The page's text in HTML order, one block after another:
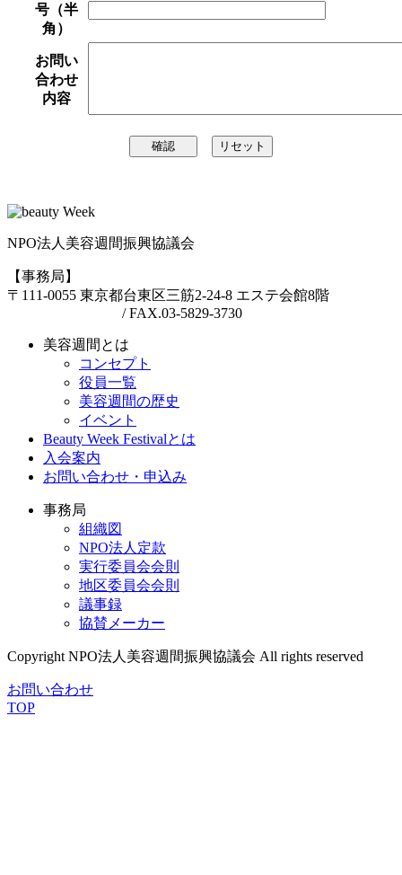
号（半
角）
お問い
合わせ
内容
NPO法人美容週間振興協議会
【事務局】
〒111-0055 東京都台東区三筋2-24-8 エステ会館8階
/ FAX.03-5829-3730
美容週間とは
コンセプト
役員一覧
美容週間の歴史
イベント
Beauty Week Festivalとは
入会案内
お問い合わせ・申込み
事務局
組織図
NPO法人定款
実行委員会会則
地区委員会会則
議事録
協賛メーカー
Copyright NPO法人美容週間振興協議会 All rights reserved
お問い合わせ
TOP